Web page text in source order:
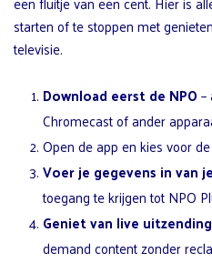
starten of te stoppen met
televisie.
Download eerst de NPO
Chromecast of ander
Open de app en kies voor
Voer je gegevens in van
toegang te krijgen tot NPO
Geniet van live
demand content zonder